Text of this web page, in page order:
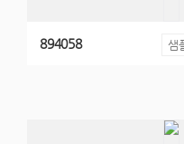
894058 샘